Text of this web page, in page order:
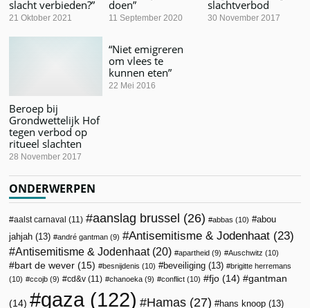
slacht verbieden?”
21 Oktober 2021
doen”
11 September 2020
slachtverbod
30 November 2017
Beroep bij
Grondwettelijk Hof
tegen verbod op
ritueel slachten
28 November 2017
“Niet emigreren
om vlees te
kunnen eten”
22 Mei 2016
ONDERWERPEN
aalst carnaval (11) aanslag brussel (26) abbas (10)
abou
jahjah (13) andré gantman (9) Antisemitisme & Jodenhaat (23)
Antisemitisme & Jodenhaat(20) apartheid (9) Auschwitz (10)
bart de wever (15) besnijdenis (10) beveiliging (13)
brigitte herremans
(10)
ccojb (9) cd&v (11) chanoeka (9) conflict (10) fjo (14) gantman
(14) gaza(122) Hamas (27) hans knoop (13)